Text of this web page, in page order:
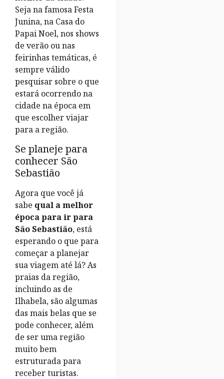
Seja na famosa Festa
Junina, na Casa do
Papai Noel, nos shows
de verão ou nas
feirinhas temáticas, é
sempre válido
pesquisar sobre o que
estará ocorrendo na
cidade na época em
que escolher viajar
para a região.
Se planeje para
conhecer São
Sebastião
Agora que você já
sabe qual a melhor
época para ir para
São Sebastião, está
esperando o que para
começar a planejar
sua viagem até lá? As
praias da região,
incluindo as de
Ilhabela, são algumas
das mais belas que se
pode conhecer, além
de ser uma região
muito bem
estruturada para
receber turistas.